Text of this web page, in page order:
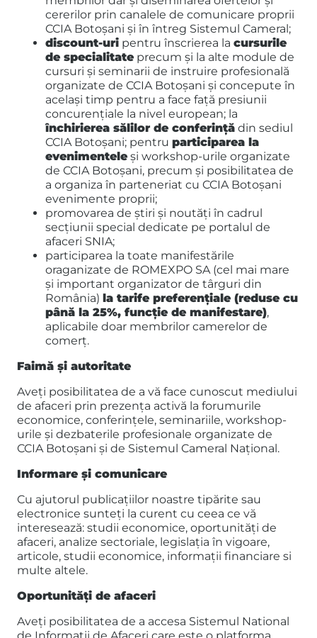
cererilor prin canalele de comunicare proprii
CCIA Botoșani și în întreg Sistemul Cameral;
discount-uri pentru înscrierea la cursurile
de specialitate precum și la alte module de
cursuri și seminarii de instruire profesională
organizate de CCIA Botoșani și concepute în
același timp pentru a face față presiunii
concurențiale la nivel european; la
închirierea sălilor de conferință din sediul
CCIA Botoșani; pentru participarea la
evenimentele și workshop-urile organizate
de CCIA Botoșani, precum şi posibilitatea de
a organiza în parteneriat cu CCIA Botoșani
evenimente proprii;
promovarea de ştiri şi noutăţi în cadrul
secţiunii special dedicate pe portalul de
afaceri SNIA;
participarea la toate manifestările
oraganizate de ROMEXPO SA (cel mai mare
și important organizator de târguri din
România) la tarife preferențiale (reduse cu
până la 25%, funcție de manifestare),
aplicabile doar membrilor camerelor de
comerț.
Faimă și autoritate
Aveți posibilitatea de a vă face cunoscut mediului
de afaceri prin prezența activă la forumurile
economice, conferințele, seminariile, workshop-
urile și dezbaterile profesionale organizate de
CCIA Botoșani și de Sistemul Cameral Național.
Informare și comunicare
Cu ajutorul publicațiilor noastre tipărite sau
electronice sunteți la curent cu ceea ce vă
interesează: studii economice, oportunități de
afaceri, analize sectoriale, legislația în vigoare,
articole, studii economice, informații financiare si
multe altele.
Oportunități de afaceri
Aveți posibilitatea de a accesa Sistemul National